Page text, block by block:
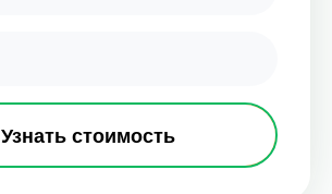
Узнать стоимость